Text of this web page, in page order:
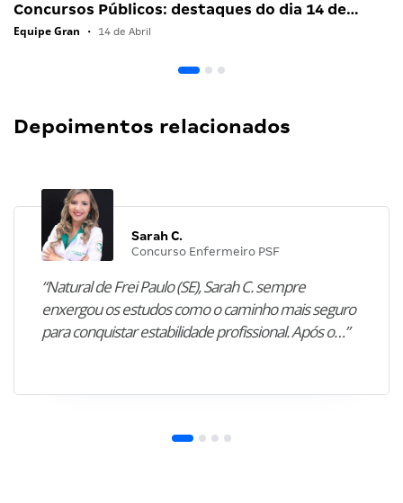
Concursos Públicos: destaques do dia 14 de…
Equipe Gran • 14 de Abril
Depoimentos relacionados
Sarah C.
Concurso Enfermeiro PSF
“Natural de Frei Paulo (SE), Sarah C. sempre
enxergou os estudos como o caminho mais seguro
para conquistar estabilidade profissional. Após o…”